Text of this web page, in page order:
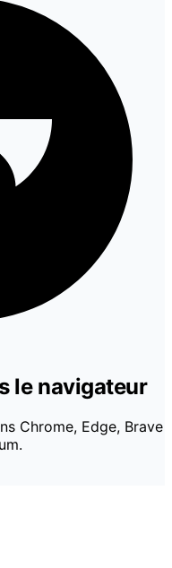
le navigateur
Chrome, Edge, Brave